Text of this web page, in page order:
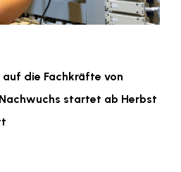
und Salzburg
die Fachkräfte von
startet ab Herbst